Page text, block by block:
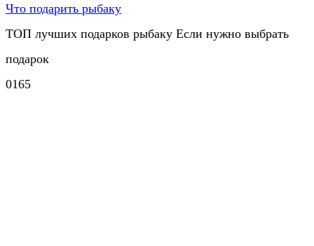
Что подарить рыбаку
ТОП лучших подарков рыбаку Если нужно выбрать
подарок
0165